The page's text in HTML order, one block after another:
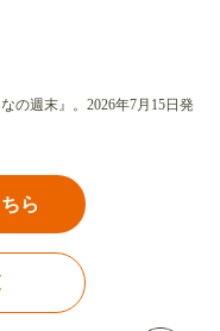
の週末』。2026年7月15日発
ら